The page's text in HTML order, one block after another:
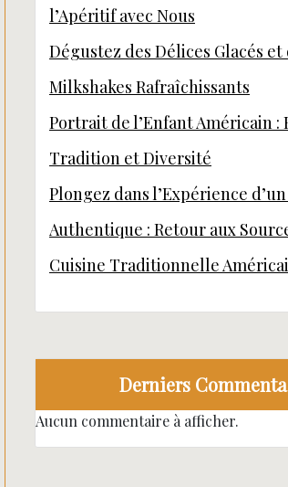
l’Apéritif avec Nous
Dégustez des Délices Glacés et
Milkshakes Rafraîchissants
Portrait de l’Enfant Américain :
Tradition et Diversité
Plongez dans l’Expérience
Authentique : Retour aux
Cuisine Traditionnelle
Derniers
Aucun commentaire à afficher.